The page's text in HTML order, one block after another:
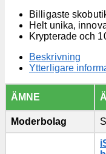
Billigaste
Helt unika,
Krypterade och
Beskrivning
Ytterligare
ÄMNE
Moderbolag